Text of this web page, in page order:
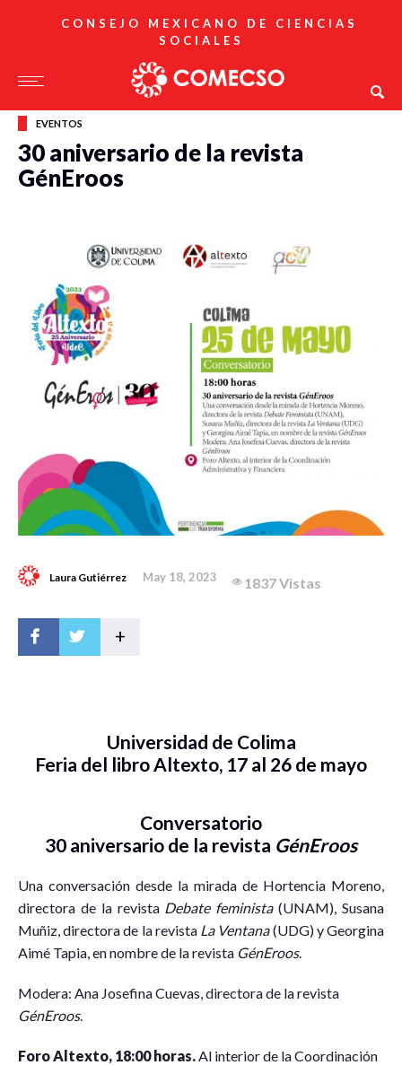
CONSEJO MEXICANO DE CIENCIAS
SOCIALES
EVENTOS
30 aniversario de la revista
GénEroos
Laura Gutiérrez May 18, 2023 1837 Vistas
+
Universidad de Colima
Feria del libro Altexto, 17 al 26 de mayo
Conversatorio
30 aniversario de la revista GénEroos
Una conversación desde la mirada de Hortencia Moreno,
directora de la revista Debate feminista(UNAM), Susana
Muñiz, directora de la revista La Ventana(UDG) y Georgina
Aimé Tapia, en nombre de la revista GénEroos.
Modera: Ana Josefina Cuevas, directora de la revista
GénEroos.
Foro Altexto, 18:00 horas. Al interior de la Coordinación